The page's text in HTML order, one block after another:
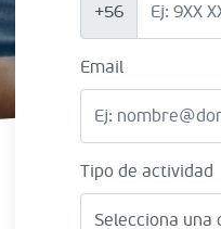
+56
Email
Tipo de actividad